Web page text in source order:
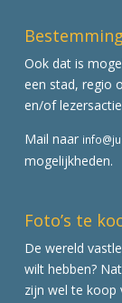
Ook dat is
een stad, regio
en/of
Mail naar
mogelijkheden.
Foto’s te
De wereld
wilt hebben?
zijn wel te koop